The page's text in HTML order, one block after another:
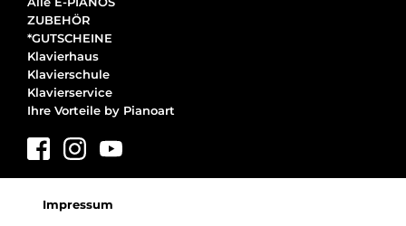
ZUBEHÖR
*GUTSCHEINE
Klavierhaus
Klavierschule
Klavierservice
Ihre Vorteile by Pianoart
Impressum